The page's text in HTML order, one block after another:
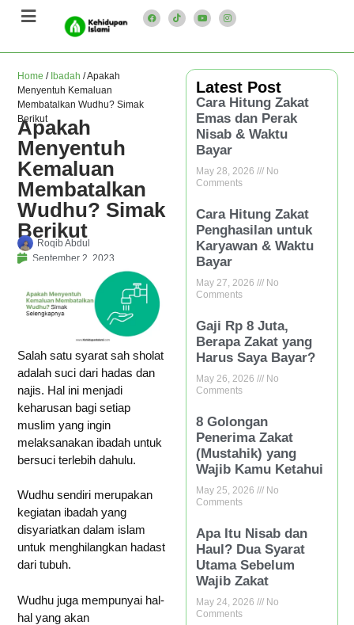
Home / Ibadah /Apakah
Menyentuh Kemaluan
Membatalkan Wudhu? Simak
Berikut
Apakah
Menyentuh
Kemaluan
Membatalkan
Wudhu? Simak
Berikut
Roqib Abdul
September 2, 2023
Salah satu syarat sah sholat
adalah suci dari hadas dan
najis. Hal ini menjadi
keharusan bagi setiap
muslim yang ingin
melaksanakan ibadah untuk
bersuci terlebih dahulu.
Wudhu sendiri merupakan
kegiatan ibadah yang
disyariatkan dalam islam
untuk menghilangkan hadast
dari tubuh.
Wudhu juga mempunyai hal-
hal yang akan
Latest Post
Cara Hitung Zakat
Emas dan Perak
Nisab & Waktu
Bayar
May 28, 2026
No
Comments
Cara Hitung Zakat
Penghasilan untuk
Karyawan & Waktu
Bayar
May 27, 2026
No
Comments
Gaji Rp 8 Juta,
Berapa Zakat yang
Harus Saya Bayar?
May 26, 2026
No
Comments
8 Golongan
Penerima Zakat
(Mustahik) yang
Wajib Kamu Ketahui
May 25, 2026
No
Comments
Apa Itu Nisab dan
Haul? Dua Syarat
Utama Sebelum
Wajib Zakat
May 24, 2026
No
Comments